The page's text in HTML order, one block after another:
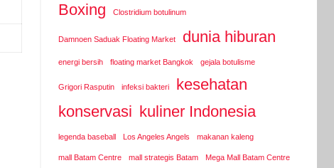
Boxing Clostridium botulinum
Damnoen Saduak Floating Market dunia hiburan
energi bersih floating market Bangkok gejala botulisme
Grigori Rasputin infeksi bakteri
kesehatan
konservasi kuliner Indonesia
legenda baseball Los Angeles Angels makanan kaleng
mall Batam Centre mall strategis Batam Mega Mall Batam Centre